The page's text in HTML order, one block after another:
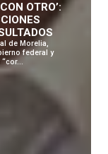
OTRO’:
de Morelia,
federal y